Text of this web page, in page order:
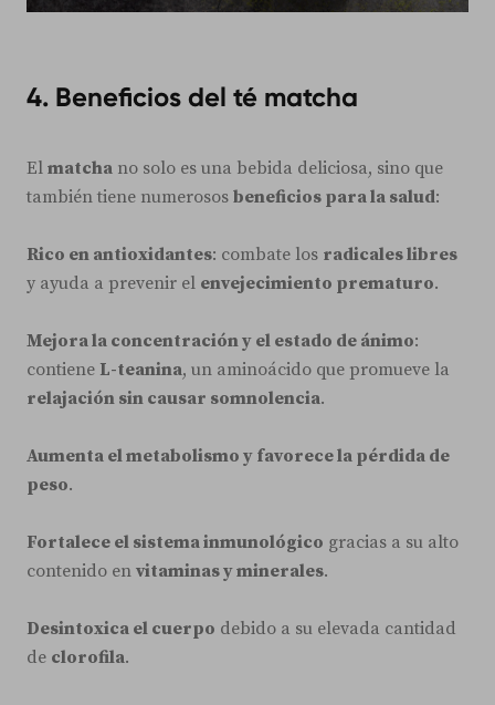
4. Beneficios del té matcha
El matcha no solo es una bebida deliciosa, sino que
también tiene numerosos beneficios para la salud:
Rico en antioxidantes: combate los radicales libres
y ayuda a prevenir el envejecimiento prematuro.
Mejora la concentración y el estado de ánimo:
contiene L-teanina, un aminoácido que promueve la
relajación sin causar somnolencia.
Aumenta el metabolismo y favorece la pérdida de
peso.
Fortalece el sistema inmunológico gracias a su alto
contenido en vitaminas y minerales.
Desintoxica el cuerpo debido a su elevada cantidad
de clorofila.